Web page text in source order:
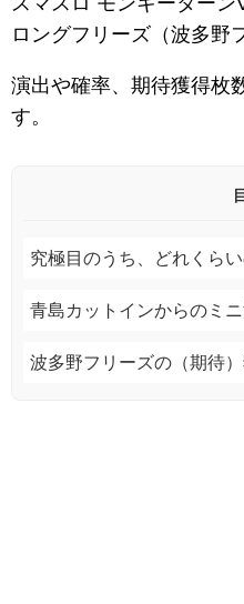
ロングフリーズ（波多野
演出や確率、期待獲得枚
す。
究極目のうち、どれくら
青島カットインからのミ
波多野フリーズの（期待